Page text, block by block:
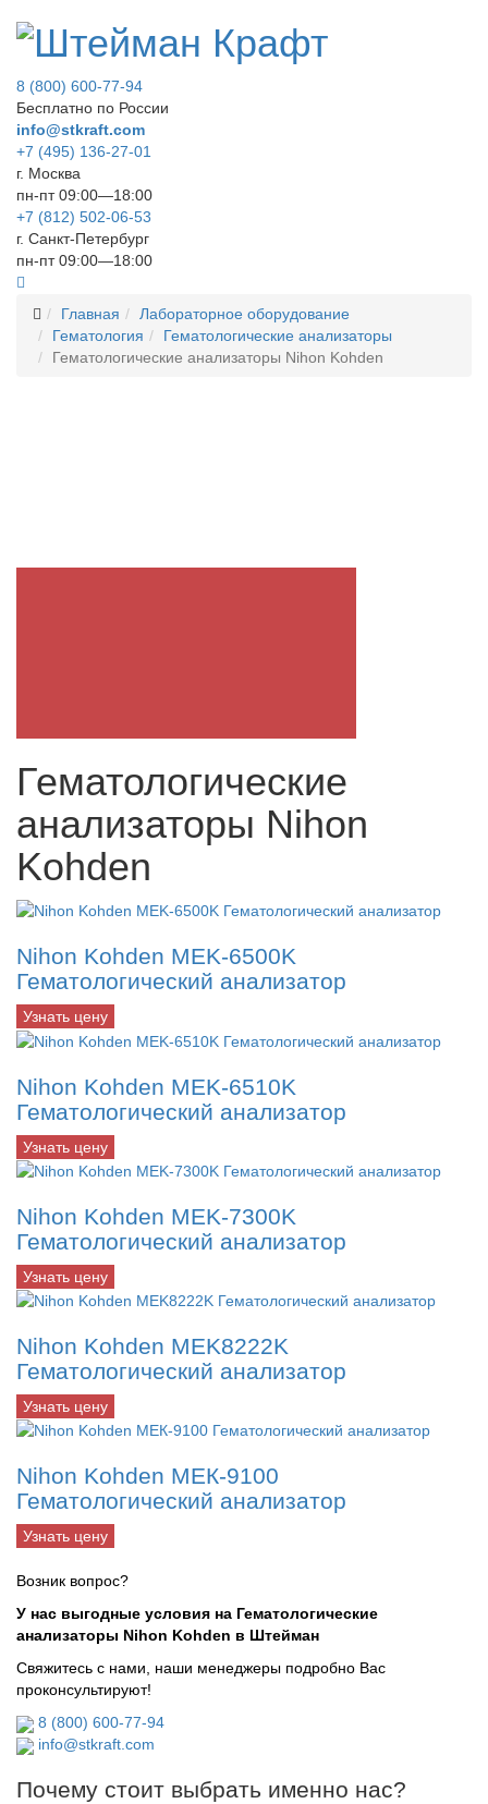
8 (800) 600-77-94
Бесплатно по России
info@stkraft.com
+7 (495) 136-27-01
г. Москва
пн-пт 09:00—18:00
+7 (812) 502-06-53
г. Санкт-Петербург
пн-пт 09:00—18:00
Главная
Лабораторное оборудование
Гематология
Гематологические анализаторы
Гематологические анализаторы Nihon Kohden
Гематологические
анализаторы Nihon
Kohden
Nihon Kohden MEK-6500K
Гематологический анализатор
Узнать цену
Nihon Kohden MEK-6510K
Гематологический анализатор
Узнать цену
Nihon Kohden MEK-7300K
Гематологический анализатор
Узнать цену
Nihon Kohden MEK8222K
Гематологический анализатор
Узнать цену
Nihon Kohden МЕК-9100
Гематологический анализатор
Узнать цену
Возник вопрос?
У нас выгодные условия на Гематологические
анализаторы Nihon Kohden в Штейман
Свяжитесь с нами, наши менеджеры подробно Вас
проконсультируют!
8 (800) 600-77-94
info@stkraft.com
Почему стоит выбрать именно нас?